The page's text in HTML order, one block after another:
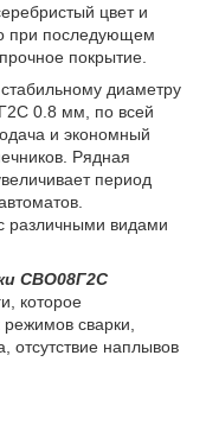
цвет и
при последующем
покрытие.
диаметру
0.8 мм, по всей
и экономный
Рядная
период
различными видами
СВО08Г2С
которое
сварки,
отсутствие наплывов